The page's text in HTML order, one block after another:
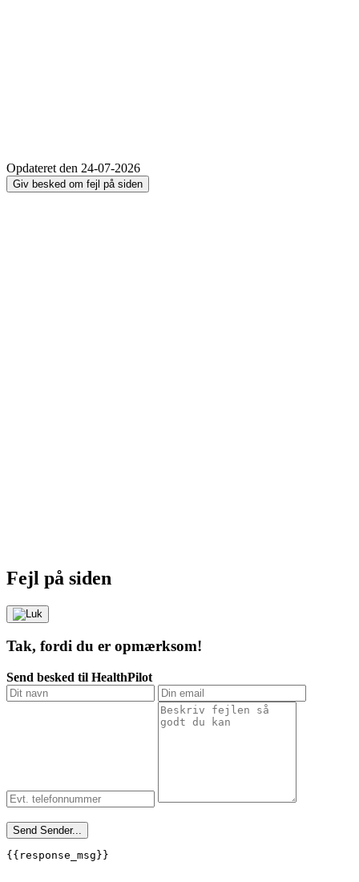
Opdateret den 24-07-2026
Giv besked om fejl på siden
Fejl på siden
Tak, fordi du er opmærksom!
Send besked til HealthPilot
Send Sender...
{{response_msg}}